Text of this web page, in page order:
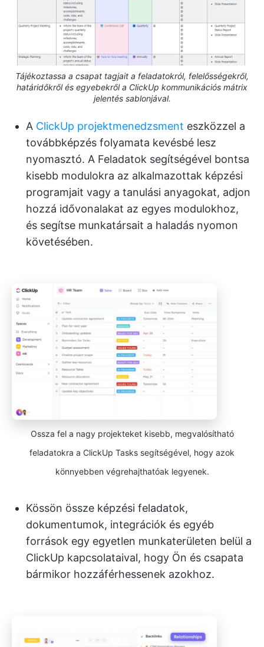
Tájékoztassa a csapat tagjait a feladatokról, felelősségekről,
határidőkről és egyebekről a ClickUp kommunikációs mátrix
jelentés sablonjával.
A ClickUp projektmenedzsment eszközzel a
továbbképzés folyamata kevésbé lesz
nyomasztó. A Feladatok segítségével bontsa
kisebb modulokra az alkalmazottak képzési
programjait vagy a tanulási anyagokat, adjon
hozzá idővonalakat az egyes modulokhoz,
és segítse munkatársait a haladás nyomon
követésében.
Ossza fel a nagy projekteket kisebb, megvalósítható
feladatokra a ClickUp Tasks segítségével, hogy azok
könnyebben végrehajthatóak legyenek.
Kössön össze képzési feladatok,
dokumentumok, integrációk és egyéb
források egy egyetlen munkaterületen belül a
ClickUp kapcsolataival, hogy Ön és csapata
bármikor hozzáférhessenek azokhoz.